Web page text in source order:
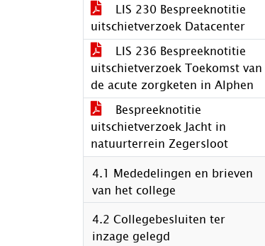
LIS 230 Bespreeknotitie
uitschietverzoek Datacenter
LIS 236 Bespreeknotitie
uitschietverzoek Toekomst van
de acute zorgketen in Alphen
Bespreeknotitie
uitschietverzoek Jacht in
natuurterrein Zegersloot
4.1 Mededelingen en brieven
van het college
4.2 Collegebesluiten ter
inzage gelegd